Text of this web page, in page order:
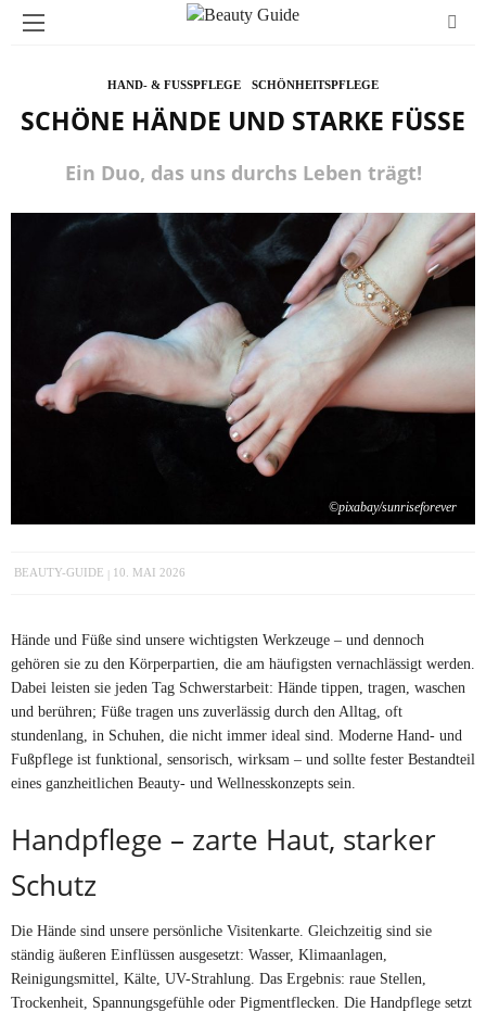
HAND- & FUSSPFLEGE SCHÖNHEITSPFLEGE
SCHÖNE HÄNDE UND STARKE FÜSSE
Ein Duo, das uns durchs Leben trägt!
©pixabay/sunriseforever
BEAUTY-GUIDE 10. MAI 2026
Hände und Füße sind unsere wichtigsten Werkzeuge – und dennoch
gehören sie zu den Körperpartien, die am häufigsten vernachlässigt werden.
Dabei leisten sie jeden Tag Schwerstarbeit: Hände tippen, tragen, waschen
und berühren; Füße tragen uns zuverlässig durch den Alltag, oft
stundenlang, in Schuhen, die nicht immer ideal sind. Moderne Hand- und
Fußpflege ist funktional, sensorisch, wirksam – und sollte fester Bestandteil
eines ganzheitlichen Beauty- und Wellnesskonzepts sein.
Handpflege – zarte Haut, starker
Schutz
Die Hände sind unsere persönliche Visitenkarte. Gleichzeitig sind sie
ständig äußeren Einflüssen ausgesetzt: Wasser, Klimaanlagen,
Reinigungsmittel, Kälte, UV-Strahlung. Das Ergebnis: raue Stellen,
Trockenheit, Spannungsgefühle oder Pigmentflecken. Die Handpflege setzt